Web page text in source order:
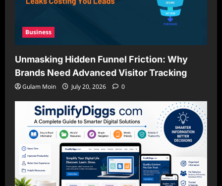
Business
Unmasking Hidden Funnel Friction: Why
Brands Need Advanced Visitor Tracking
Gulam Moin July 20, 2026 0